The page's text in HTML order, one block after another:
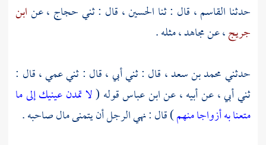
حدثنا القاسم ، قال : ثنا الحسين ، قال : ثنيحجاج ،عنابن
جريج، عنمجاهد ،مثله .
حدثنيمحمد بن سعد ، قال : ثني أبي ، قال : ثني عمي ، قال :
ثني أبي ، عن أبيه ، عنابن عباسقوله (لا تمدن عينيك إلى ما
متعنا به أزواجا منهم) قال : نهي الرجل أن يتمنى مال صاحبه .